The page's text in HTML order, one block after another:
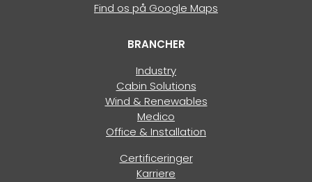
Find os på Google Maps
BRANCHER
Industry
Cabin Solutions
Wind & Renewables
Medico
Office & Installation
Certificeringer
Karriere